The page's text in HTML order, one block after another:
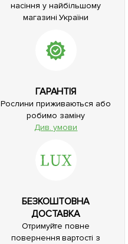
насіння у найбільшому
магазині України
ГАРАНТІЯ
Рослини приживаються або
робимо заміну
Див. умови
БЕЗКОШТОВНА
ДОСТАВКА
Отримуйте повне
повернення вартості з